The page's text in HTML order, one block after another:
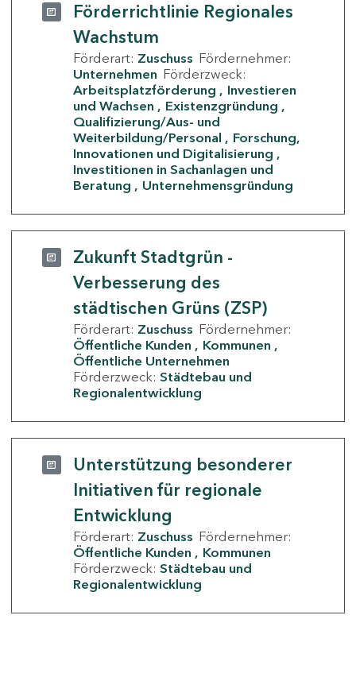
Förderrichtlinie Regionales
Wachstum
Förderart: Zuschuss Fördernehmer:
Unternehmen Förderzweck:
Arbeitsplatzförderung
Investieren
und Wachsen
Existenzgründung
Qualifizierung/Aus- und
Weiterbildung/Personal
Forschung,
Innovationen und Digitalisierung
Investitionen in Sachanlagen und
Beratung
Unternehmensgründung
Zukunft Stadtgrün -
Verbesserung des
städtischen Grüns (ZSP)
Förderart: Zuschuss Fördernehmer:
Öffentliche Kunden
Kommunen
Öffentliche Unternehmen
Förderzweck: Städtebau und
Regionalentwicklung
Unterstützung besonderer
Initiativen für regionale
Entwicklung
Förderart: Zuschuss Fördernehmer:
Öffentliche Kunden
Kommunen
Förderzweck: Städtebau und
Regionalentwicklung